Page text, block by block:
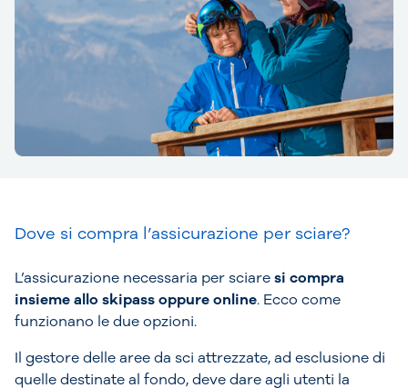
Dove si compra l’assicurazione per sciare?
L’assicurazione necessaria per sciaresi compra
insieme allo skipass oppure online. Ecco come
funzionano le due opzioni.
Il gestore delle aree da sci attrezzate, ad esclusione di
quelle destinate al fondo, deve dare agli utenti la